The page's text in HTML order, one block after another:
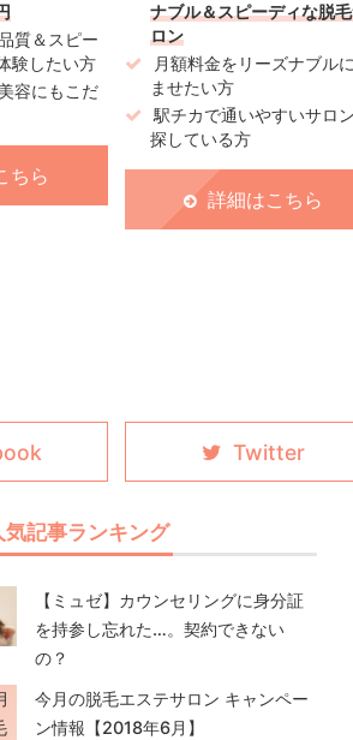
質＆スピー
験したい方
容にもこだ
ちら
ナブル＆スピーディな脱
ロン
月額料金をリーズナブル
ませたい方
駅チカで通いやすいサロ
探している方
詳細はこちら
気記事ランキング
【ミュゼ】カウンセリングに身分証
を持参し忘れた…。契約できない
の？
今月の脱毛エステサロン キャンペー
ン情報【2018年6月】